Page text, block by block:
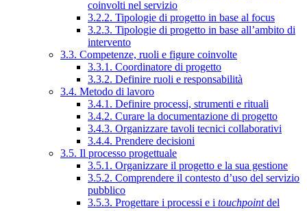
coinvolti nel servizio
3.2.2. Tipologie di progetto in base al focus
3.2.3. Tipologie di progetto in base all’ambito di
intervento
3.3. Competenze, ruoli e figure coinvolte
3.3.1. Coordinatore di progetto
3.3.2. Definire ruoli e responsabilità
3.4. Metodo di lavoro
3.4.1. Definire processi, strumenti e rituali
3.4.2. Curare la documentazione di progetto
3.4.3. Organizzare tavoli tecnici collaborativi
3.4.4. Prendere decisioni
3.5. Il processo progettuale
3.5.1. Organizzare il progetto e la sua gestione
3.5.2. Comprendere il contesto d’uso del servizio
pubblico
3.5.3. Progettare i processi e i touchpointdel